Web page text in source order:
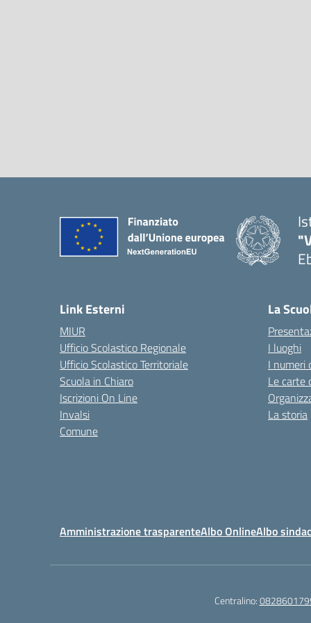
Link Esterni
MIUR
Ufficio Scolastico Regionale
Ufficio Scolastico Territoriale
Scuola in Chiaro
Iscrizioni On Line
Invalsi
Comune
La
I luoghi
I numeri
Le carte
La storia
Amministrazione trasparenteAlbo OnlineAlbo
Centralino: